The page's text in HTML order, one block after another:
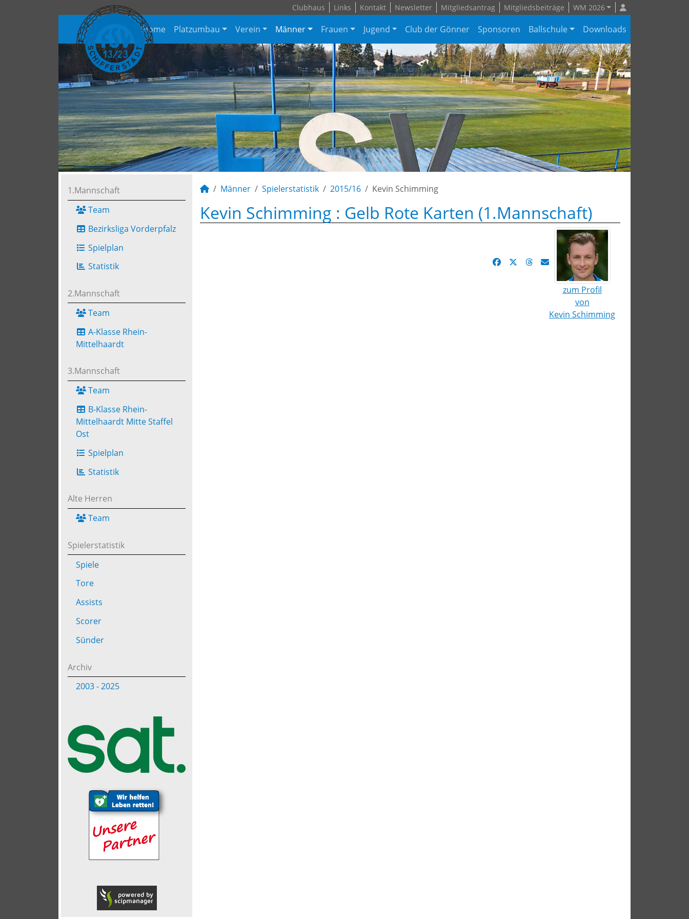
Clubhaus Links Kontakt Newsletter Mitgliedsantrag Mitgliedsbeiträge WM 2026
Home Platzumbau Verein Männer Frauen Jugend Club der Gönner Sponsoren Ballschule Downloads
1.Mannschaft
Team
Bezirksliga Vorderpfalz
Spielplan
Statistik
2.Mannschaft
Team
A-Klasse Rhein-
Mittelhaardt
3.Mannschaft
Team
B-Klasse Rhein-
Mittelhaardt Mitte Staffel
Ost
Spielplan
Statistik
Alte Herren
Team
Spielerstatistik
Spiele
Tore
Assists
Scorer
Sünder
Archiv
2003 - 2025
Männer Spielerstatistik 2015/16 Kevin Schimming
Kevin Schimming : Gelb Rote Karten (1.Mannschaft)
zum Profil
von
Kevin Schimming